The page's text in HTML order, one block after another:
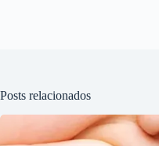
Posts relacionados